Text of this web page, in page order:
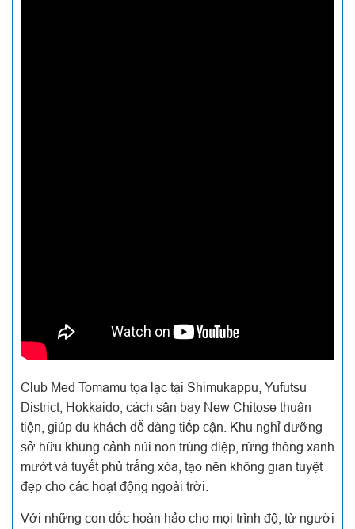
Club Med Tomamu tọa lạc tại Shimukappu, Yufutsu
District, Hokkaido, cách sân bay New Chitose thuận
tiện, giúp du khách dễ dàng tiếp cận. Khu nghỉ dưỡng
sở hữu khung cảnh núi non trùng điệp, rừng thông xanh
mướt và tuyết phủ trắng xóa, tạo nên không gian tuyệt
đẹp cho các hoạt động ngoài trời.
Với những con dốc hoàn hảo cho mọi trình độ, từ người